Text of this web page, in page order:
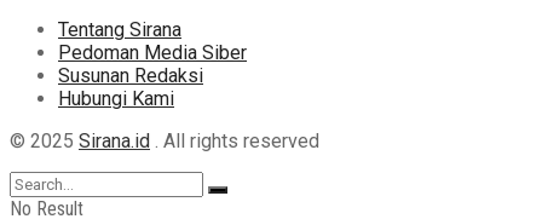
Tentang Sirana
Pedoman Media Siber
Susunan Redaksi
Hubungi Kami
© 2025 Sirana.id . All rights reserved
No Result